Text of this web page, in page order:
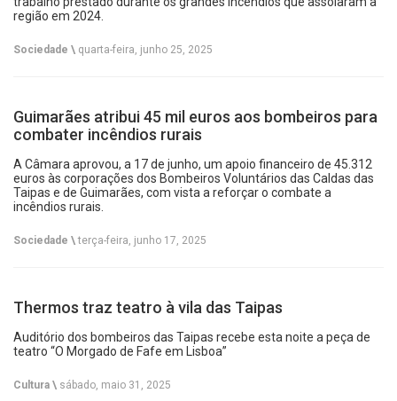
região em 2024.
Sociedade \ quarta-feira, junho 25, 2025
Guimarães atribui 45 mil euros aos bombeiros para
combater incêndios rurais
A Câmara aprovou, a 17 de junho, um apoio financeiro de 45.312
euros às corporações dos Bombeiros Voluntários das Caldas das
Taipas e de Guimarães, com vista a reforçar o combate a
incêndios rurais.
Sociedade \terça-feira, junho 17, 2025
Thermos traz teatro à vila das Taipas
Auditório dos bombeiros das Taipas recebe esta noite a peça de
teatro “O Morgado de Fafe em Lisboa”
Cultura \ sábado, maio 31, 2025